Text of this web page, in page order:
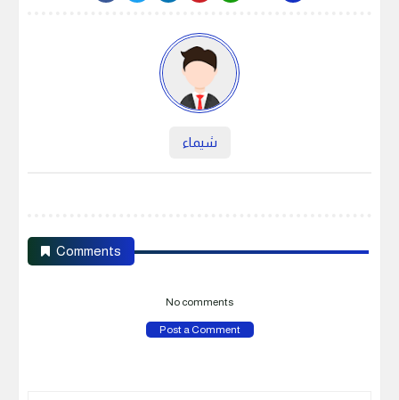
شيماء
Comments
No comments
Post a Comment